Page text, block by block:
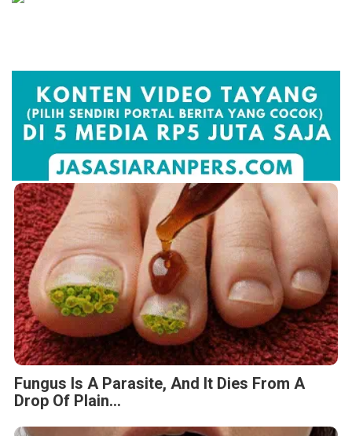
Fungus Is A Parasite, And It Dies From A
Drop Of Plain...